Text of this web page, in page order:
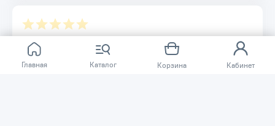
Главная Каталог Корзина Кабинет
Отзывов ещё нет.
Расскажите о товаре, который приобрели у нас.